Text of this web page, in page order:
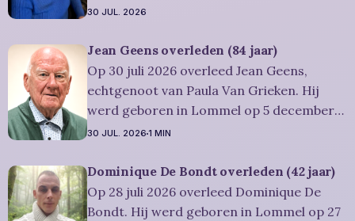
1942 en is overleden in Overpelt op 30 juli
werd 83 jaar. Rouwbericht Severens: De
afscheidsplechtígheid van Irène zal
plaatsvinden in intieme kring. Condoleren
30 JUL. 2026
Jean Geens overleden (84 jaar)
Op 30 juli 2026 overleed Jean Geens,
echtgenoot van Paula Van Grieken. Hij
werd geboren in Lommel op 5 december
1941 en is overleden in Mol op 30 juli 2026.
jaar. Rouwbericht Dries-Hulsmans:
Plechtigheid: U wordt vriendelijk
uitgenodigd om samen met
30 JUL. 2026 1 MIN
Dominique De Bondt overleden (42 jaar)
Op 28 juli 2026 overleed Dominique De
Bondt. Hij werd geboren in Lommel op 27